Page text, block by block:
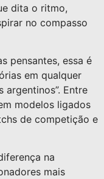
dita o ritmo,
no compasso
pensantes, essa é
em qualquer
argentinos”. Entre
modelos ligados
de competição e
na
mais